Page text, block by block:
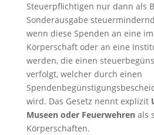
Steuerpflichtigen nur dann als
Sonderausgabe
wenn diese Spenden an eine
Körperschaft oder an eine
werden, die einen
verfolgt, welcher durch einen
wird. Das Gesetz nennt explizit
Museen oder Feuerwehrenals
Körperschaften.